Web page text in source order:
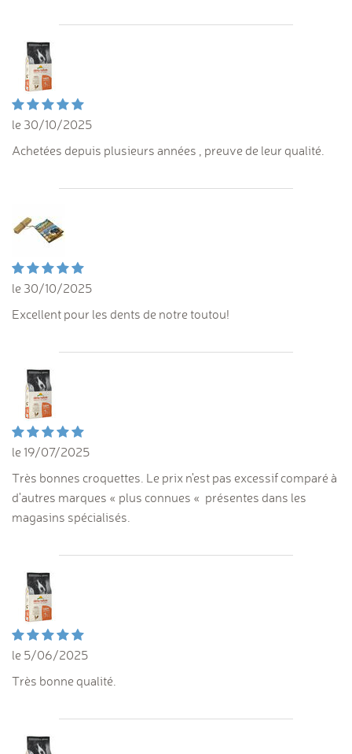
le 30/10/2025
Achetées depuis plusieurs années , preuve de leur qualité.
le 30/10/2025
Excellent pour les dents de notre toutou!
le 19/07/2025
Très bonnes croquettes. Le prix n'est pas excessif comparé à
d'autres marques « plus connues « présentes dans les
magasins spécialisés.
le 5/06/2025
Très bonne qualité.